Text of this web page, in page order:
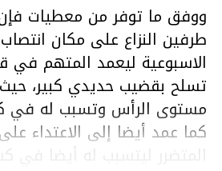
ووفق ما توفر من معطيات فإن
طرفين النزاع على مكان
الاسبوعية ليعمد المتهم في
تسلح بقضيب حديدي كبير،
مستوى الرأس وتسبب له في
كما عمد أيضا إلى الاعتداء
المتضرر ليتسبب له أيضا في